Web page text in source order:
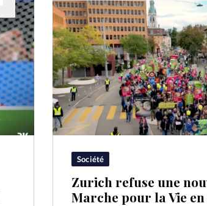
Société
Zurich refuse une
Marche pour la Vie